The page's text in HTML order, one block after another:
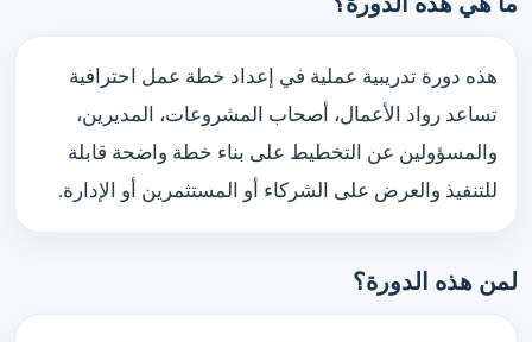
هذه دورة تدريبية عملية في إعداد خطة عمل احترافية
تساعد رواد الأعمال، أصحاب المشروعات، المديرين،
والمسؤولين عن التخطيط على بناء خطة واضحة قابلة
للتنفيذ والعرض على الشركاء أو المستثمرين أو الإدارة.
لمن هذه الدورة؟